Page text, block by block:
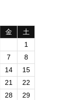
金
土
1
7
8
14
15
21
22
28
29